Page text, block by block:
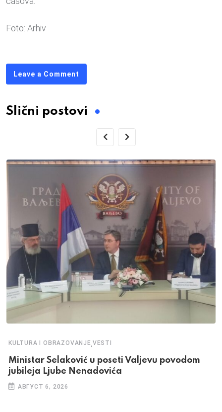
Foto: Arhiv
Leave a Comment
Slični postovi
KULTURA I OBRAZOVANJE ,VESTI
Ministar Selaković u poseti Valjevu povodom
jubileja Ljube Nenadovića
АВГУСТ 6, 2026